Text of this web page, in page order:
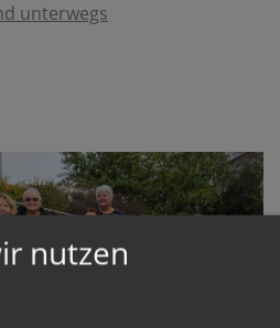
unterwegs
nutzen